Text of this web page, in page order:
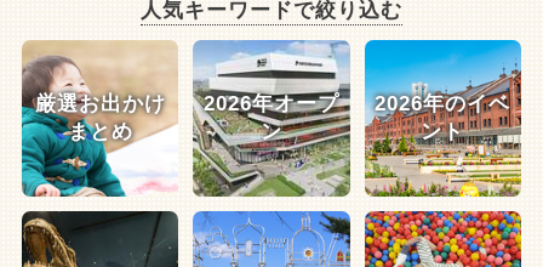
人気キーワードで絞り込む
厳選お出かけ
まとめ
2026年オープ
ン
2026年のイベ
ント